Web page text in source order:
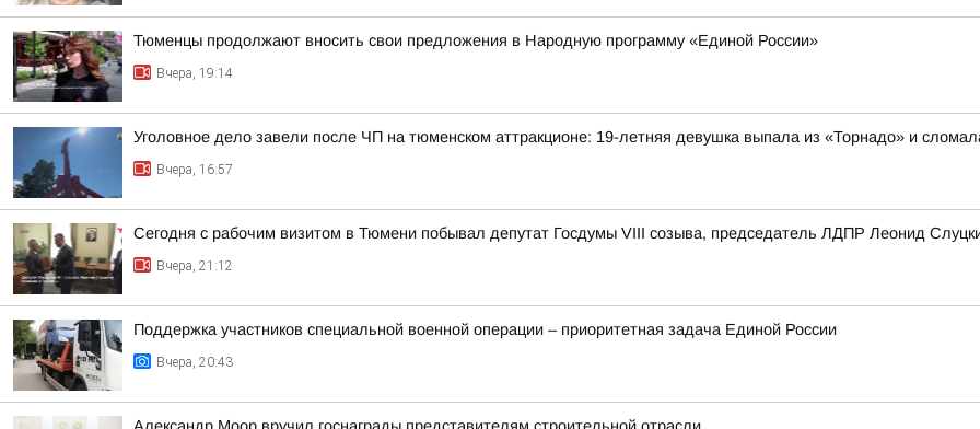
Тюменцы продолжают вносить свои предложения в Народную программу «Единой России»
Вчера, 19:14
Уголовное дело завели после ЧП на тюменском аттракционе: 19-летняя девушка выпала из «Торнадо» и
Вчера, 16:57
Сегодня с рабочим визитом в Тюмени побывал депутат Госдумы VIII созыва, председатель ЛДПР Леонид
Вчера, 21:12
Поддержка участников специальной военной операции – приоритетная задача Единой России
Вчера, 20:43